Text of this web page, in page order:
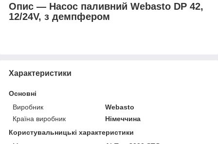
Опис — Насос паливний Webasto DP 42,
12/24V, з демпфером
Характеристики
Основні
Виробник
Webasto
Країна виробник
Німеччина
Користувальницькі характеристики